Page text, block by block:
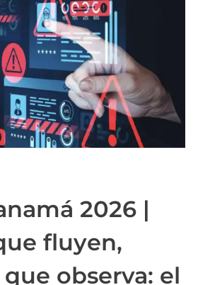
2026 |
fluyen,
observa: el